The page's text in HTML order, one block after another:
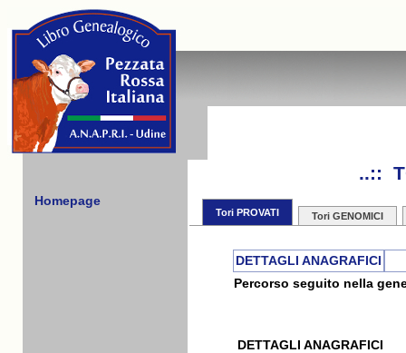
Homepage
..::
Tori PROVATI Tori GENOMICI
DETTAGLI ANAGRAFICI
Percorso seguito nella
DETTAGLI ANAGRAFICI